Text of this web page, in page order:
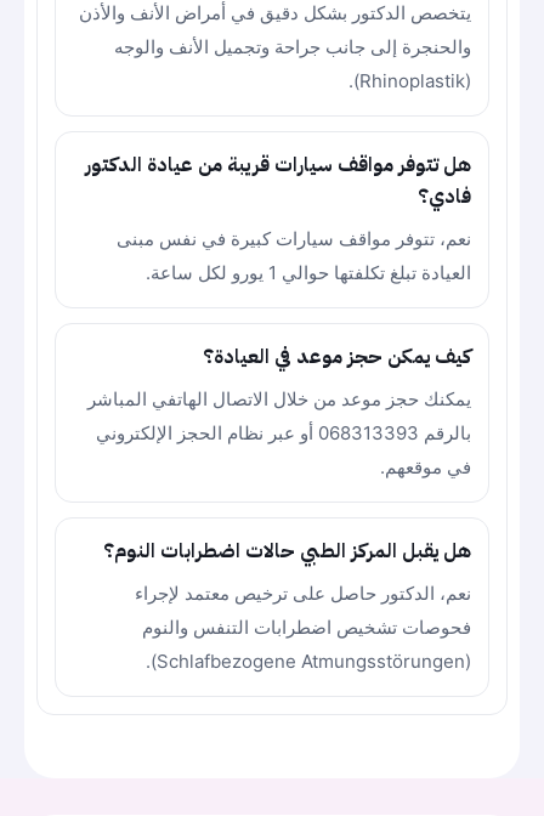
يتخصص الدكتور بشكل دقيق في أمراض الأنف والأذن
والحنجرة إلى جانب جراحة وتجميل الأنف والوجه
(Rhinoplastik).
هل تتوفر مواقف سيارات قريبة من عيادة الدكتور
فادي؟
نعم، تتوفر مواقف سيارات كبيرة في نفس مبنى
العيادة تبلغ تكلفتها حوالي 1 يورو لكل ساعة.
كيف يمكن حجز موعد في العيادة؟
يمكنك حجز موعد من خلال الاتصال الهاتفي المباشر
بالرقم 068313393 أو عبر نظام الحجز الإلكتروني
في موقعهم.
هل يقبل المركز الطبي حالات اضطرابات النوم؟
نعم، الدكتور حاصل على ترخيص معتمد لإجراء
فحوصات تشخيص اضطرابات التنفس والنوم
(Schlafbezogene Atmungsstörungen).